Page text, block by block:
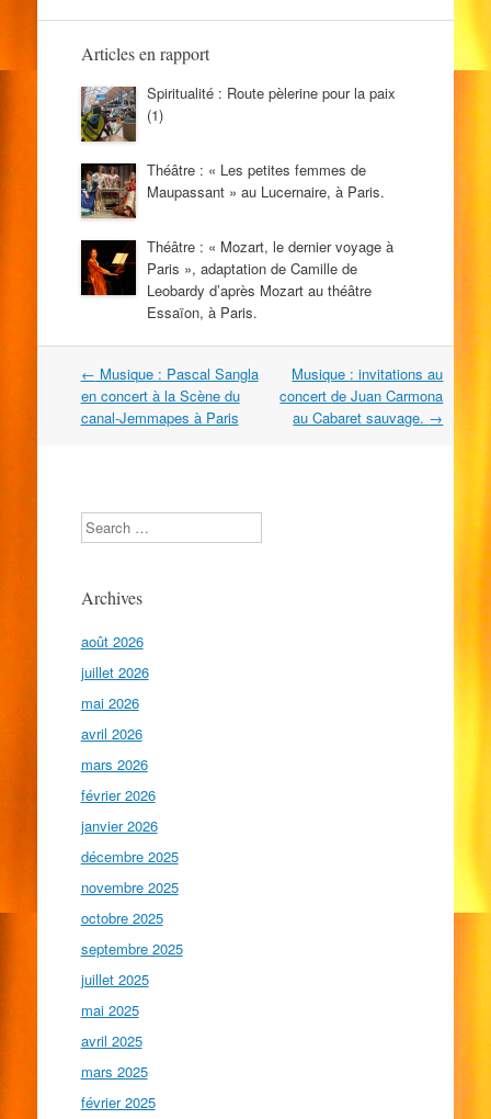
Articles en rapport
Spiritualité : Route pèlerine pour la paix
(1)
Théâtre : « Les petites femmes de
Maupassant » au Lucernaire, à Paris.
Théâtre : « Mozart, le dernier voyage à
Paris », adaptation de Camille de
Leobardy d’après Mozart au théâtre
Essaïon, à Paris.
Navigation
dans
les
← Musique : Pascal Sangla
en concert à la Scène du
canal-Jemmapes à Paris
Musique : invitations au
concert de Juan Carmona
au Cabaret sauvage. →
Search
Archives
août 2026
juillet 2026
mai 2026
avril 2026
mars 2026
février 2026
janvier 2026
décembre 2025
novembre 2025
octobre 2025
septembre 2025
juillet 2025
mai 2025
avril 2025
mars 2025
février 2025